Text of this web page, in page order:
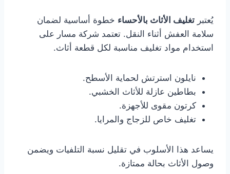
يُعتبر تغليف الأثاث بالأحساء خطوة أساسية لضمان
سلامة العفش أثناء النقل. تعتمد شركة مسار على
استخدام مواد تغليف مناسبة لكل قطعة أثاث.
نايلون استرتش لحماية الأسطح.
بطاطين عازلة للأثاث الخشبي.
كرتون مقوى للأجهزة.
تغليف خاص للزجاج والمرايا.
يساعد هذا الأسلوب في تقليل نسبة التلفيات ويضمن
وصول الأثاث بحالة ممتازة.